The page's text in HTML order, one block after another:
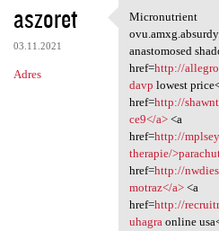
aszoret
03.11.2021
Adres
Micronutrient
Micronutrient
anastomosed
href=http://
davp lowest
href=http://
ce9</a><a
href=http://
therapie/
href=http://
motraz</a><a
href=http://
uhagraonline